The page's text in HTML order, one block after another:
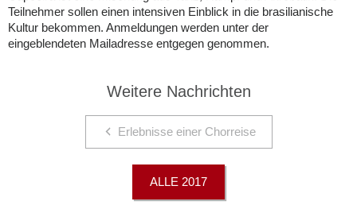
Teilnehmer sollen einen intensiven Einblick in die brasilianische
Kultur bekommen. Anmeldungen werden unter der
eingeblendeten Mailadresse entgegen genommen.
Weitere Nachrichten
Erlebnisse einer Chorreise
ALLE 2017